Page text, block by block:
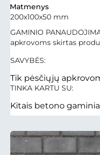
Matmenys
200x100x50 mm
GAMINIO
apkrovoms skirtas
SAVYBĖS:
Tik pėsčiųjų
TINKA KARTU SU:
Kitais betono